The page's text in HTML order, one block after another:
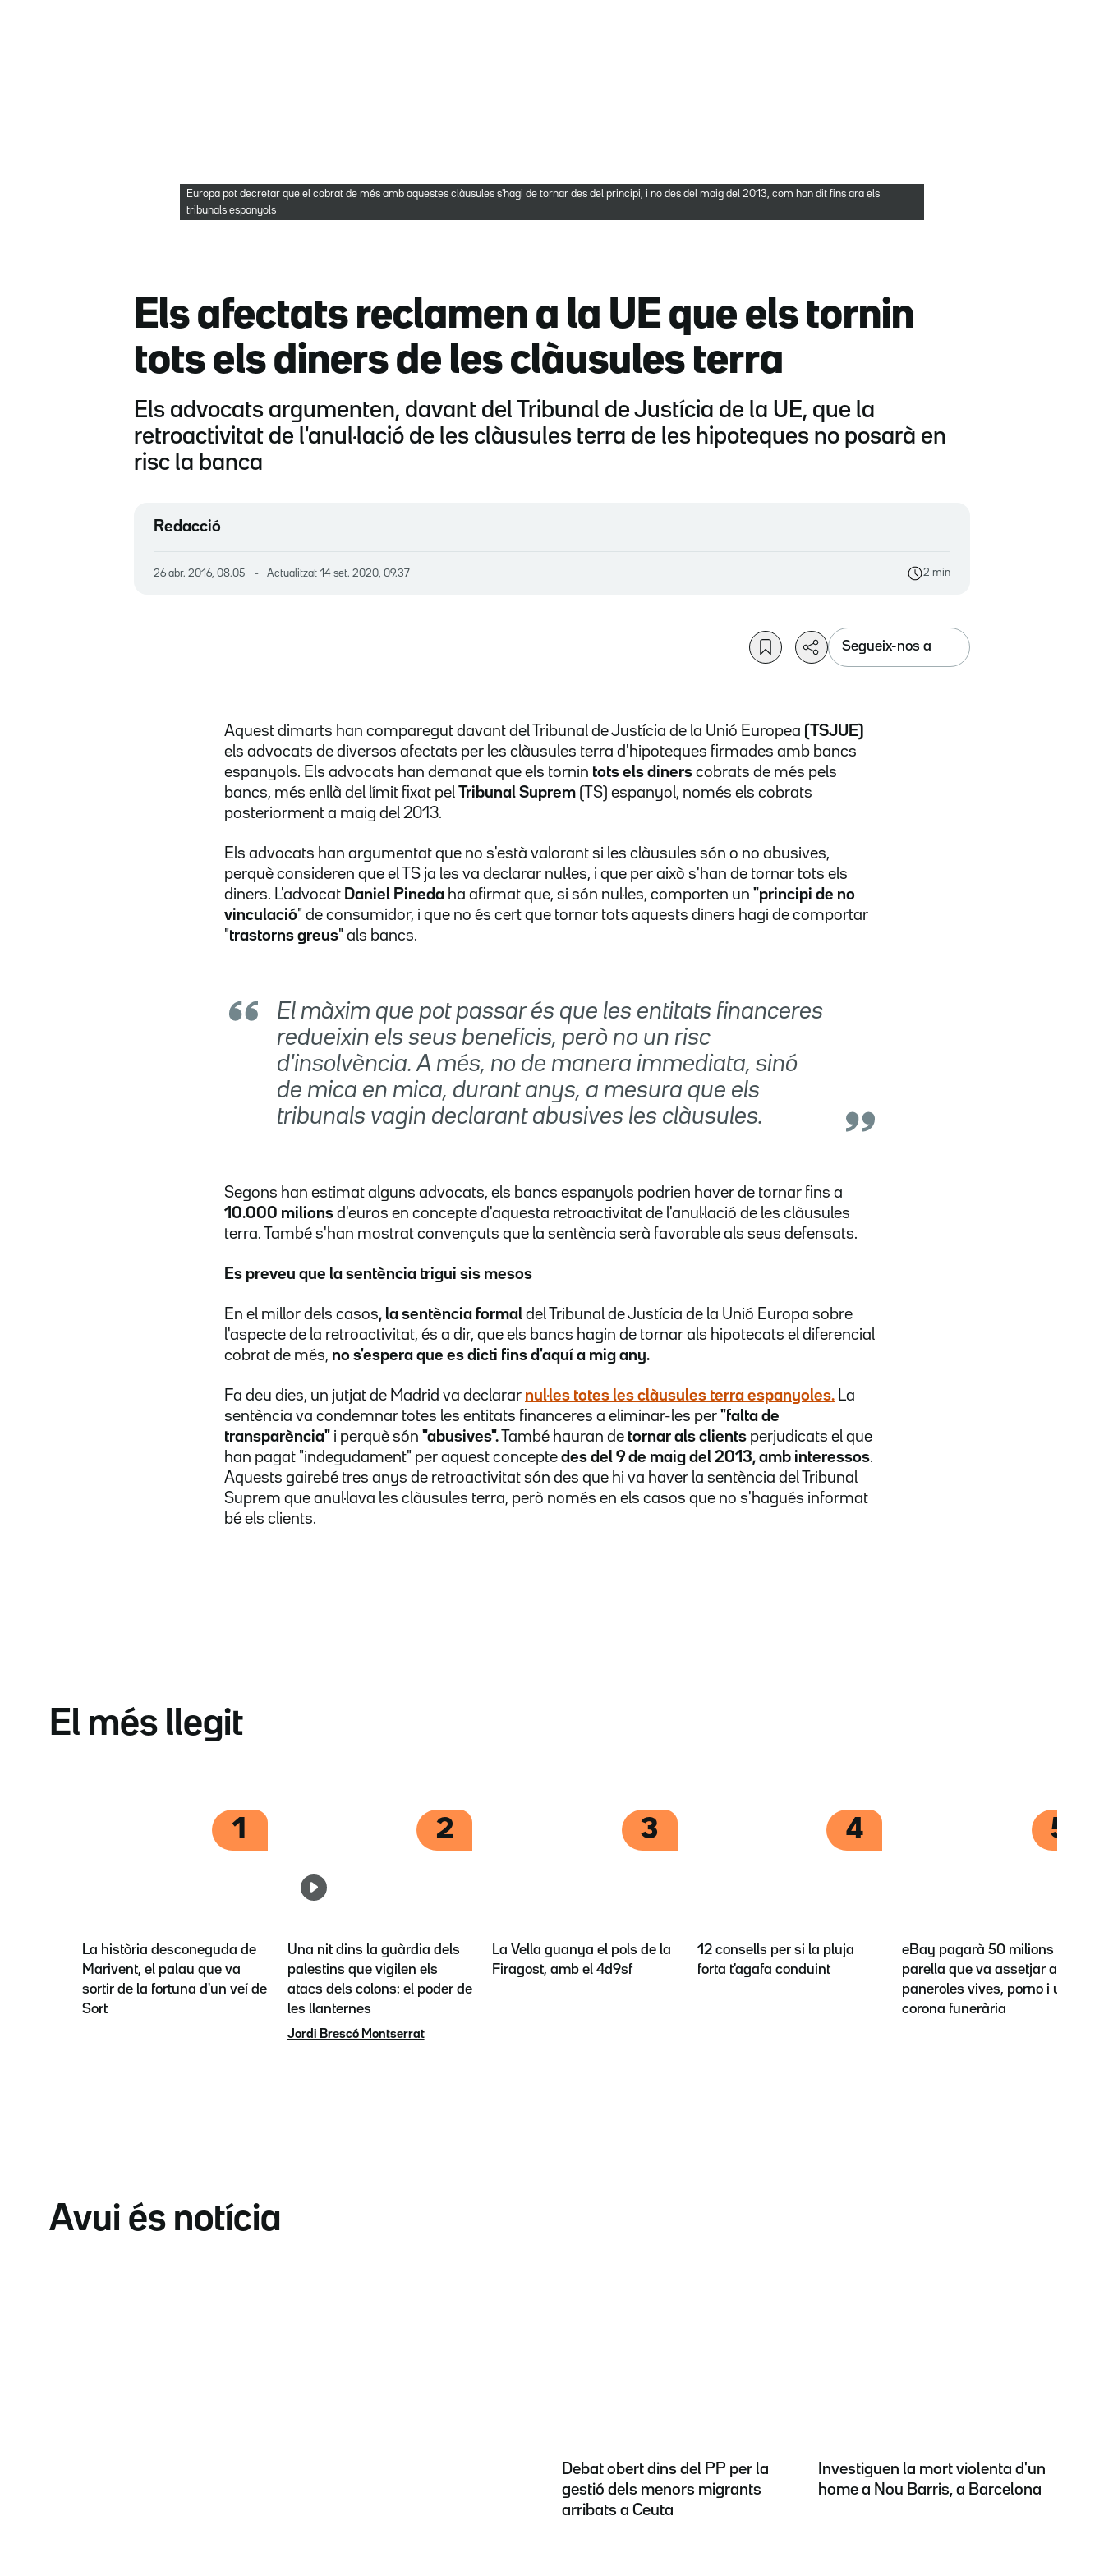
Europa pot decretar que el cobrat de més amb aquestes clàusules s'hagi de tornar des del principi, i no des del maig del 2013, com han dit fins ara els
tribunals espanyols
Els afectats reclamen a la UE que els tornin
tots els diners de les clàusules terra
Els advocats argumenten, davant del Tribunal de Justícia de la UE, que la
retroactivitat de l'anul·lació de les clàusules terra de les hipoteques no posarà en
risc la banca
Redacció
26 abr. 2016, 08.05 Actualitzat 14 set. 2020, 09.37 2 min
Segueix-nos a
Aquest dimarts han comparegut davant del Tribunal de Justícia de la Unió Europea (TSJUE)
els advocats de diversos afectats per les clàusules terra d'hipoteques firmades amb bancs
espanyols. Els advocats han demanat que els tornin tots els diners cobrats de més pels
bancs, més enllà del límit fixat pel Tribunal Suprem (TS) espanyol, només els cobrats
posteriorment a maig del 2013.
Els advocats han argumentat que no s'està valorant si les clàusules són o no abusives,
perquè consideren que el TS ja les va declarar nul·les, i que per això s'han de tornar tots els
diners. L'advocat Daniel Pineda ha afirmat que, si són nul·les, comporten un "principi de no
vinculació" de consumidor, i que no és cert que tornar tots aquests diners hagi de comportar
"trastorns greus" als bancs.
El màxim que pot passar és que les entitats financeres
redueixin els seus beneficis, però no un risc
d'insolvència. A més, no de manera immediata, sinó
de mica en mica, durant anys, a mesura que els
tribunals vagin declarant abusives les clàusules.
Segons han estimat alguns advocats, els bancs espanyols podrien haver de tornar fins a
10.000 milions d'euros en concepte d'aquesta retroactivitat de l'anul·lació de les clàusules
terra. També s'han mostrat convençuts que la sentència serà favorable als seus defensats.
Es preveu que la sentència trigui sis mesos
En el millor dels casos, la sentència formal del Tribunal de Justícia de la Unió Europa sobre
l'aspecte de la retroactivitat, és a dir, que els bancs hagin de tornar als hipotecats el diferencial
cobrat de més, no s'espera que es dicti fins d'aquí a mig any.
Fa deu dies, un jutjat de Madrid va declarar nul·les totes les clàusules terra espanyoles. La
sentència va condemnar totes les entitats financeres a eliminar-les per "falta de
transparència" i perquè són "abusives". També hauran de tornar als clients perjudicats el que
han pagat "indegudament" per aquest concepte des del 9 de maig del 2013, amb interessos.
Aquests gairebé tres anys de retroactivitat són des que hi va haver la sentència del Tribunal
Suprem que anul·lava les clàusules terra, però només en els casos que no s'hagués informat
bé els clients.
El més llegit
1
La història desconeguda de
Marivent, el palau que va
sortir de la fortuna d'un veí de
Sort
2
Una nit dins la guàrdia dels
palestins que vigilen els
atacs dels colons: el poder de
les llanternes
Jordi Brescó Montserrat
3
La Vella guanya el pols de la
Firagost, amb el 4d9sf
4
12 consells per si la pluja
forta t'agafa conduint
5
eBay pagarà 50 milions a la
parella que va assetjar amb
paneroles vives, porno i una
corona funerària
Avui és notícia
Debat obert dins del PP per la
gestió dels menors migrants
arribats a Ceuta
Investiguen la mort violenta d'un
home a Nou Barris, a Barcelona